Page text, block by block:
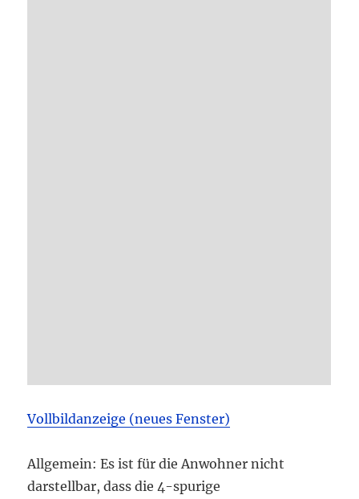
Vollbildanzeige (neues Fenster)
Allgemein: Es ist für die Anwohner nicht
darstellbar, dass die 4-spurige